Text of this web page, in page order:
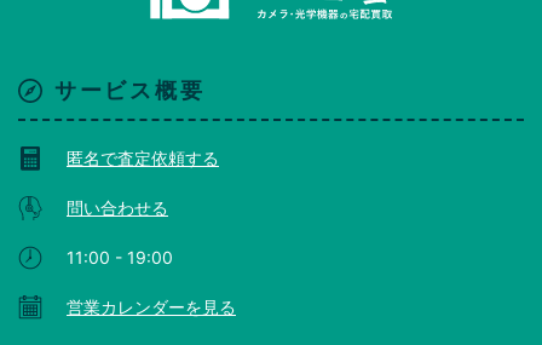
サービス概要
匿名で査定依頼する
問い合わせる
11:00 - 19:00
営業カレンダーを見る